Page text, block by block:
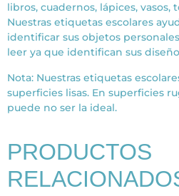
libros, cuadernos, lápices, vasos,
Nuestras etiquetas escolares
identificar sus objetos
leer ya que identifican sus
Nota: Nuestras etiquetas
superficies lisas. En superficies
puede no ser la ideal.
PRODUCTOS